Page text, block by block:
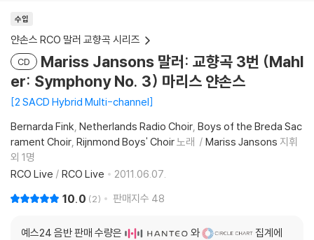
수입
얀손스 RCO 말러 교향곡 시리즈
CD
Mariss Jansons 말러: 교향곡 3번 (Mahl
er: Symphony No. 3) 마리스 얀손스
2 SACD Hybrid Multi-channel
Bernarda Fink Netherlands Radio Choir Boys of the Breda Sac
rament Choir Rijnmond Boys' Choir노래 Mariss Jansons 지휘
외 1명
RCO Live / RCO Live 2011.06.07.
10.0 2 판매지수 48
예스24 음반 판매 수량은 와
집계에